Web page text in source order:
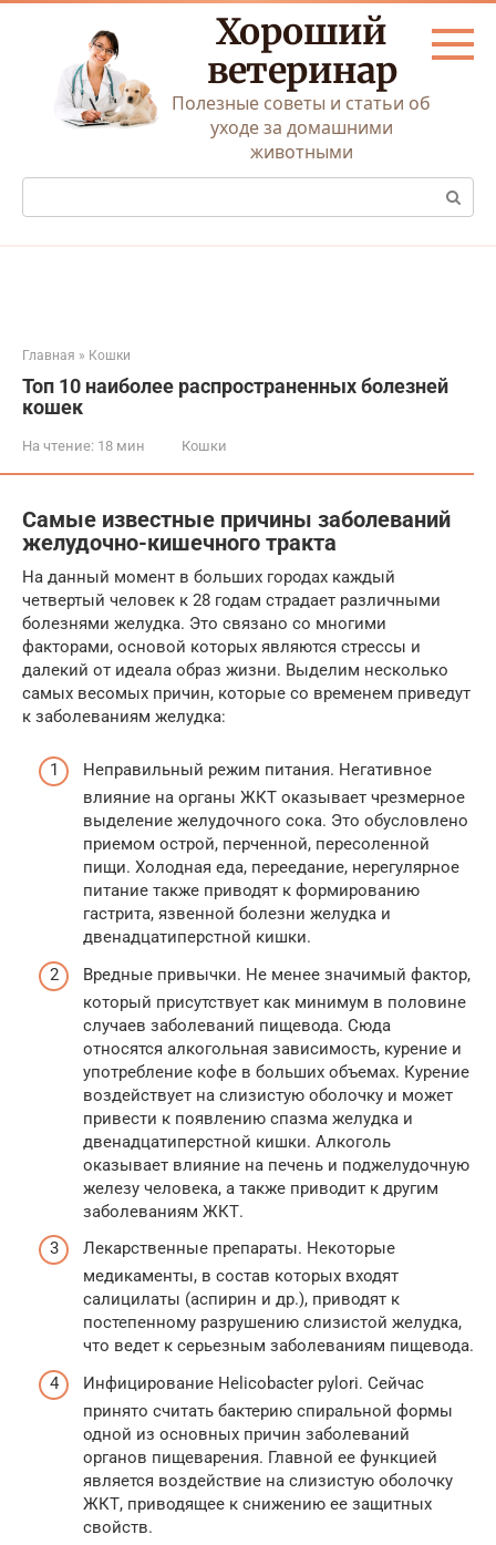
Перейти
Хороший
ветеринар
Полезные советы и статьи об
уходе за домашними
животными
Поиск:
Главная » Кошки
Топ 10 наиболее распространенных болезней
кошек
На чтение: 18 мин Кошки
Самые известные причины заболеваний
желудочно-кишечного тракта
На данный момент в больших городах каждый
четвертый человек к 28 годам страдает различными
болезнями желудка. Это связано со многими
факторами, основой которых являются стрессы и
далекий от идеала образ жизни. Выделим несколько
самых весомых причин, которые со временем приведут
к заболеваниям желудка:
Неправильный режим питания. Негативное
влияние на органы ЖКТ оказывает чрезмерное
выделение желудочного сока. Это обусловлено
приемом острой, перченной, пересоленной
пищи. Холодная еда, переедание, нерегулярное
питание также приводят к формированию
гастрита, язвенной болезни желудка и
двенадцатиперстной кишки.
Вредные привычки. Не менее значимый фактор,
который присутствует как минимум в половине
случаев заболеваний пищевода. Сюда
относятся алкогольная зависимость, курение и
употребление кофе в больших объемах. Курение
воздействует на слизистую оболочку и может
привести к появлению спазма желудка и
двенадцатиперстной кишки. Алкоголь
оказывает влияние на печень и поджелудочную
железу человека, а также приводит к другим
заболеваниям ЖКТ.
Лекарственные препараты. Некоторые
медикаменты, в состав которых входят
салицилаты (аспирин и др.), приводят к
постепенному разрушению слизистой желудка,
что ведет к серьезным заболеваниям пищевода.
Инфицирование Helicobacter pylori. Сейчас
принято считать бактерию спиральной формы
одной из основных причин заболеваний
органов пищеварения. Главной ее функцией
является воздействие на слизистую оболочку
ЖКТ, приводящее к снижению ее защитных
свойств.